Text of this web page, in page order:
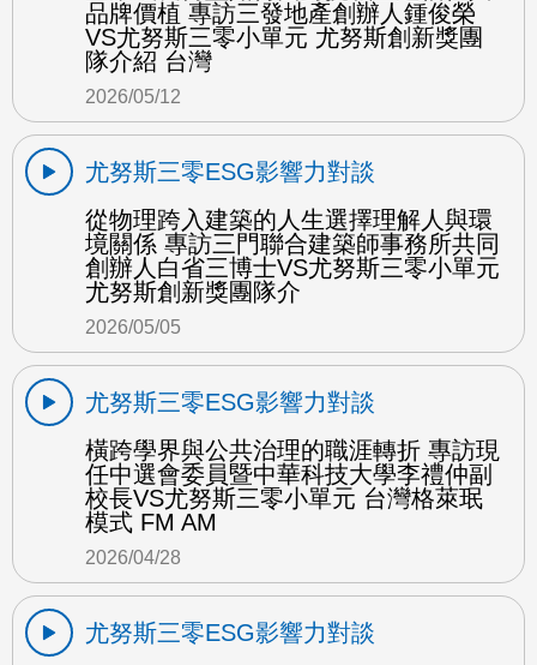
品牌價植 專訪三發地產創辦人鍾俊榮
VS尤努斯三零小單元 尤努斯創新獎團
隊介紹 台灣
2026/05/12
尤努斯三零ESG影響力對談
從物理跨入建築的人生選擇理解人與環
境關係 專訪三門聯合建築師事務所共同
創辦人白省三博士VS尤努斯三零小單元
尤努斯創新獎團隊介
2026/05/05
尤努斯三零ESG影響力對談
橫跨學界與公共治理的職涯轉折 專訪現
任中選會委員暨中華科技大學李禮仲副
校長VS尤努斯三零小單元 台灣格萊珉
模式 FM AM
2026/04/28
尤努斯三零ESG影響力對談